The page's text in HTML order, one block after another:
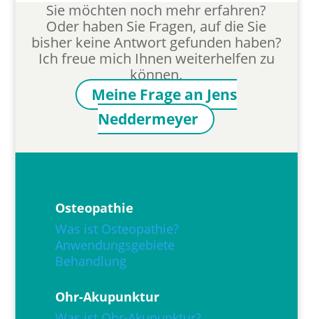
Sie möchten noch mehr erfahren?
Oder haben Sie Fragen, auf die Sie
bisher keine Antwort gefunden haben?
Ich freue mich Ihnen weiterhelfen zu
können.
Meine Frage an Jens
Neddermeyer
Osteopathie
Was ist Osteopathie?
Anwendungsgebiete
Behandlung
Ohr-Akupunktur